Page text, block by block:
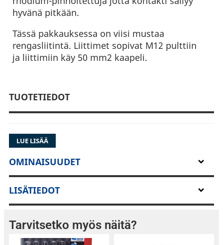
hyvänä pitkään.
Tässä pakkauksessa on viisi mustaa
rengasliitintä. Liittimet sopivat M12 pulttiin
ja liittimiin käy 50 mm2 kaapeli.
TUOTETIEDOT
LUE LISÄÄ
OMINAISUUDET
LISÄTIEDOT
Tarvitsetko myös näitä?